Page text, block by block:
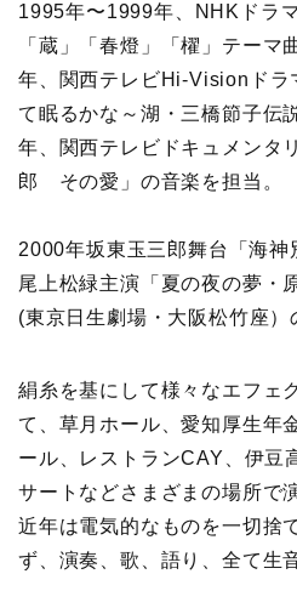
1995年〜1999年、NHKドラ
「蔵」「春燈」「櫂」テーマ
年、関西テレビHi-Visionドラ
て眠るかな～湖・三橋節子伝
年、関西テレビドキュメンタ
郎 その愛」の音楽を担当。
2000年坂東玉三郎舞台「海神
尾上松緑主演「夏の夜の夢・
(東京日生劇場・大阪松竹座）
絹糸を基にして様々なエフェ
て、草月ホール、愛知厚生年
ール、レストランCAY、伊豆
サートなどさまざまの場所で
近年は電気的なものを一切捨
ず、演奏、歌、語り、全て生